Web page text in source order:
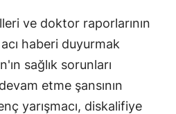
ve doktor raporlarının
acı haberi duyurmak
sağlık sorunları
etme şansının
yarışmacı, diskalifiye